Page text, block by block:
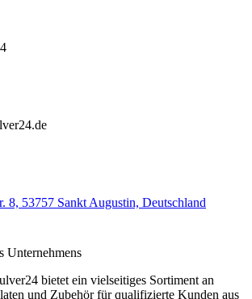
8, 53757 Sankt Augustin, Deutschland
Unternehmens
bietet ein vielseitiges Sortiment an
und Zubehör für qualifizierte Kunden aus